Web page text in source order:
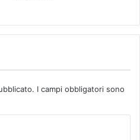
I campi obbligatori sono